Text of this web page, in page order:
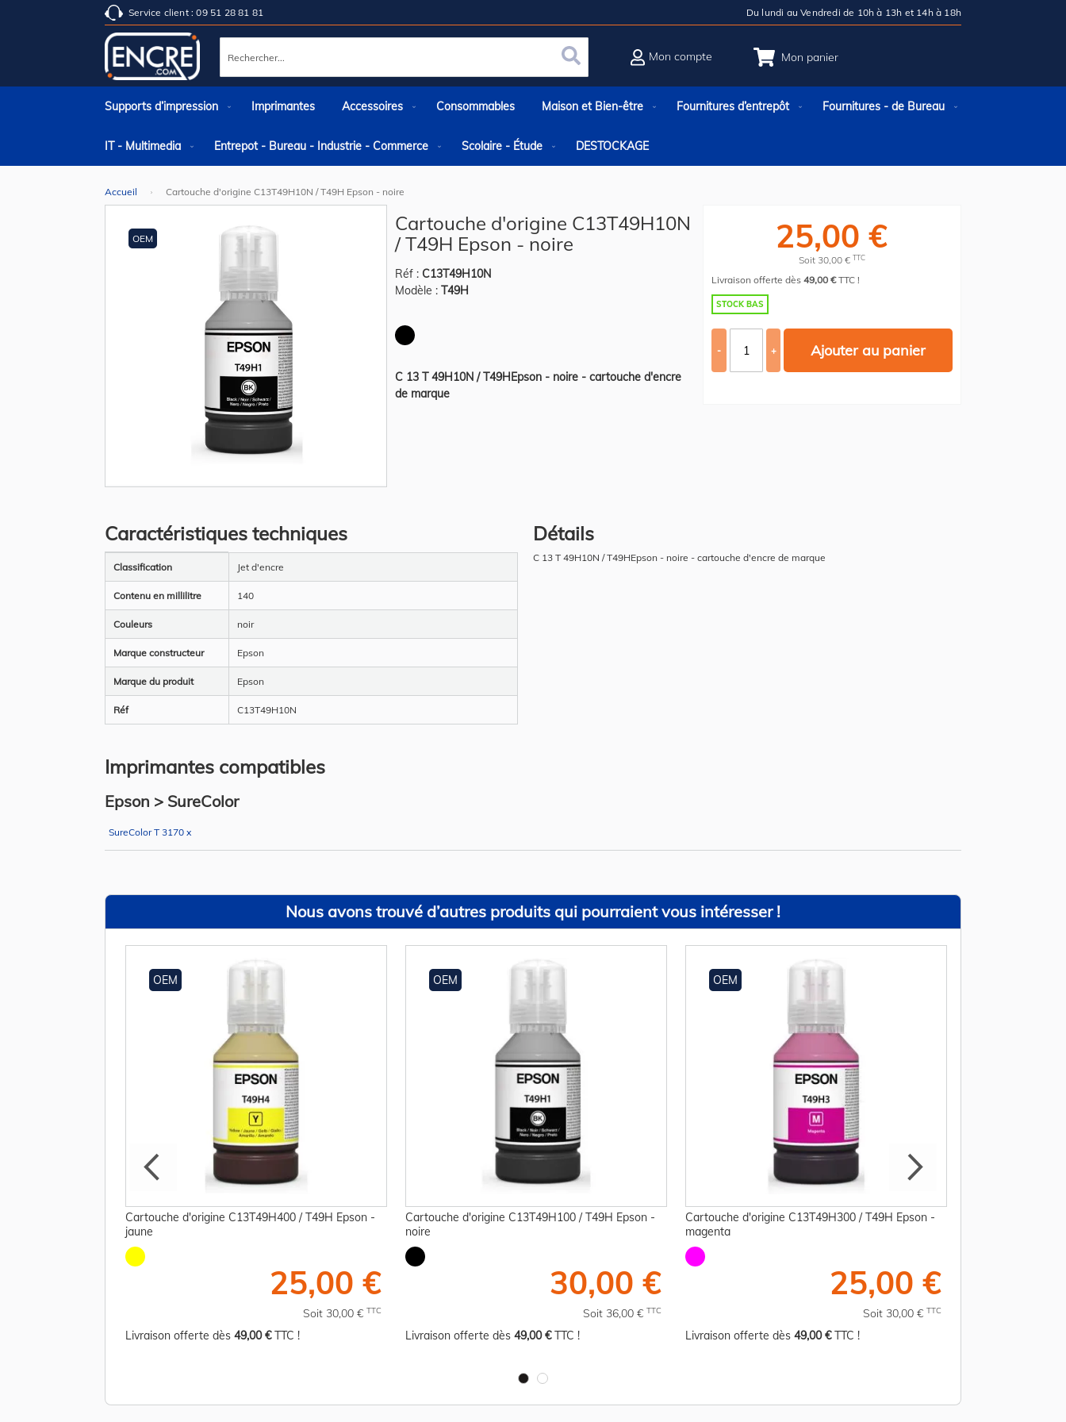
Service client : 09 51 28 81 81 Du lundi au Vendredi de 10h à 13h et 14h à 18h
Mon panier
Rechercher Rechercher
Mon compte
Supports d’impression Imprimantes Accessoires Consommables Maison et Bien-être Fournitures d’entrepôt Fournitures - de Bureau
IT - Multimedia Entrepot - Bureau - Industrie - Commerce Scolaire - Étude DESTOCKAGE
Accueil
Cartouche d'origine C13T49H10N / T49H Epson - noire
beginning
of
the
images
OEM
Cartouche d'origine C13T49H10N
/ T49H Epson - noire
Réf : C13T49H10N
Modèle : T49H
C 13 T 49H10N / T49HEpson - noire - cartouche d'encre
de marque
25,00 €
Soit 30,00 € TTC
Livraison offerte dès49,00 €TTC !
STOCK BAS
- + Ajouter au panier
Caractéristiques techniques
d’information
Classification Jet d'encre
Contenu en millilitre 140
Couleurs noir
Marque constructeur Epson
Marque du produit Epson
Réf C13T49H10N
Détails
C 13 T 49H10N / T49HEpson - noire - cartouche d'encre de marque
Imprimantes compatibles
Epson > SureColor
SureColor T 3170 x
Nous avons trouvé d’autres produits qui pourraient vous intéresser !
OEM
Cartouche d'origine C13T49H400 / T49H Epson -
jaune
25,00 €
Soit 30,00 € TTC
Livraison offerte dès 49,00 €TTC !
OEM
Cartouche d'origine C13T49H100 / T49H Epson -
noire
30,00 €
Soit 36,00 € TTC
Livraison offerte dès 49,00 €TTC !
OEM
Cartouche d'origine C13T49H300 / T49H Epson -
magenta
25,00 €
Soit 30,00 € TTC
Livraison offerte dès 49,00 €TTC !